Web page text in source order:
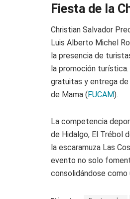
Fiesta de la
Christian Salvador
Luis Alberto Michel
la presencia de
la promoción
gratuitas y entrega de
de Mama ( FUCAM).
La competencia
de Hidalgo, El Trébol
la escaramuza Las
evento no solo
consolidándose